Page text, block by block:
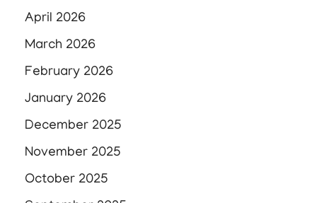
April 2026
March 2026
February 2026
January 2026
December 2025
November 2025
October 2025